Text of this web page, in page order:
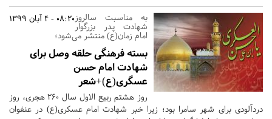
08:20 - 4 آبان 1399 به مناسبت سالروز
شهادت پدر بزرگوار
امام زمان(ع) منتشر می‌شود؛
بسته فرهنگی حلقه وصل برای
شهادت امام حسن
عسگری(ع)+شعر
روز هشتم ربیع الاول سال 260 هجری، روز
دردآلودی برای شهر سامرا بود؛ زیرا خبر شهادت امام عسکری(ع) در عنفوان